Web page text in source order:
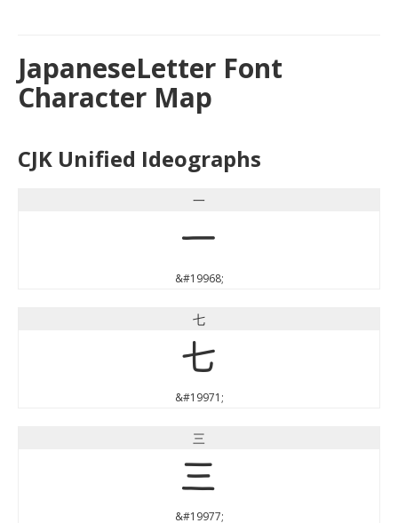
JapaneseLetter Font
Character Map
CJK Unified Ideographs
一
一
&#19968;
七
七
&#19971;
三
三
&#19977;